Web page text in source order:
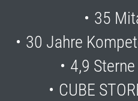
35
30 Jahre
4,9
CUBE